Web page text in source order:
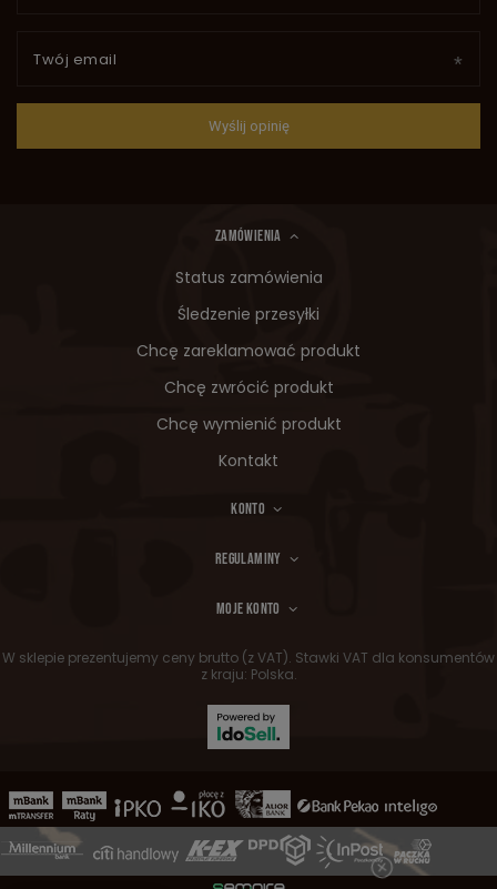
Twój email
Wyślij opinię
ZAMÓWIENIA
Status zamówienia
Śledzenie przesyłki
Chcę zareklamować produkt
Chcę zwrócić produkt
Chcę wymienić produkt
Kontakt
KONTO
REGULAMINY
MOJE KONTO
W sklepie prezentujemy ceny brutto (z VAT). Stawki VAT dla konsumentów
z kraju: Polska.